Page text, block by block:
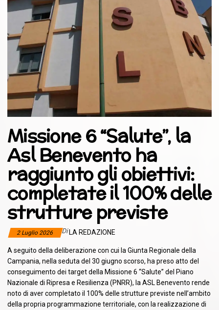
Missione 6 “Salute”, la
Asl Benevento ha
raggiunto gli obiettivi:
completate il 100% delle
strutture previste
2 Luglio 2026 DiLA REDAZIONE
A seguito della deliberazione con cui la Giunta Regionale della
Campania, nella seduta del 30 giugno scorso, ha preso atto del
conseguimento dei target della Missione 6 “Salute” del Piano
Nazionale di Ripresa e Resilienza (PNRR), la ASL Benevento rende
noto di aver completato il 100% delle strutture previste nell’ambito
della propria programmazione territoriale, con la realizzazione di